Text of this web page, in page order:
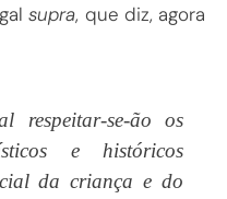
supra, que diz, agora
respeitar-se-ão os
e históricos
da criança e do